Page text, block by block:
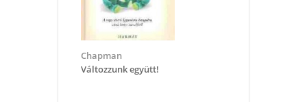
Chapman
Változzunk együtt!